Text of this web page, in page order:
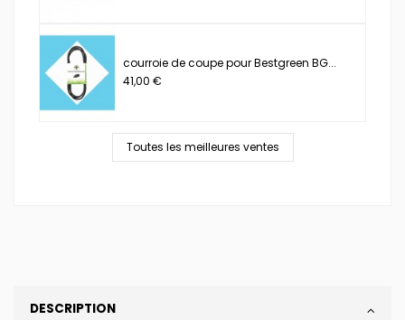
courroie de coupe pour Bestgreen BG...
41,00 €
Toutes les meilleures ventes
DESCRIPTION